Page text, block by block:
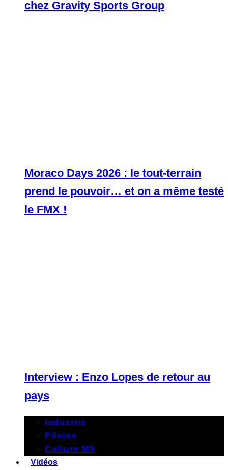
chez Gravity Sports Group
Moraco Days 2026 : le tout-terrain
prend le pouvoir… et on a même testé
le FMX !
Interview : Enzo Lopes de retour au
pays
Industrie
Pilotes
Culture MX
Vidéos